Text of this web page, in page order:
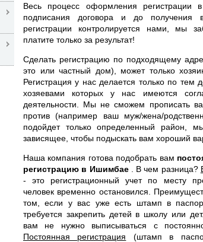
Весь процесс оформления
подписания договора и до получения
регистрации контролируется нами, мы
платите только за результат!
Сделать регистрацию по подходящему
это или частный дом), может только
Регистрация у нас делается только по
хозяевами которых у нас имеются
деятельности. Мы не сможем прописать
против (например ваш муж/жена/
подойдет только определенный район,
зависящее, чтобы подыскать вам хороший
Наша компания готова подобрать вам
регистрацию в Ишимбае
. В чем разница?
- это регистрационный учет по месту
человек временно остановился.
том, если у вас уже есть штамп в
требуется закрепить детей в школу или
вам не нужно выписываться с
Постоянная регистрация (штамп в